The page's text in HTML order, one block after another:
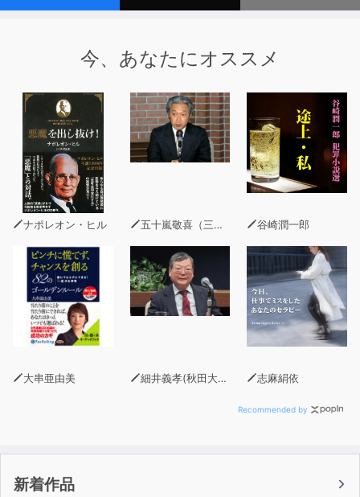
／上に候ふ御猫は／清涼殿の丑寅の隅の／生ひさきなく、
るもの／過ぎにし方恋しきもの／木の花は／鳥は／あてな
るもの／虫は／草の花は／ありがたきもの／頭中将のすず
ろなるそら言を聞きて／なまめかしきもの／ねたきもの／
かたはらいたきもの／あさましきもの／五月の御精進のほ
ど／中納言まゐりたまひて／殿上より／二月つごもりごろ
に、風いたう吹きて／見苦しきもの／はづかしきもの／は
したなきもの／関白殿、黒戸より出でさせたまふとて／五
しきもの／人ばへするもの／むつかしげなるもの／苦しげ
なるもの／うらやましげなるもの／とくゆかしきもの／心
もとなきもの／近うて遠きもの／遠くて近きもの／雪のい
と高うはあらで／宮にはじめてまゐりたるころ／病は／ふ
と心おとりとかするものは／風は／野分のまたの日こそ／
いみじう暑きころ／賀茂へ詣る道に／九月二十日あまりの
は／月は／星は／雲は／ただ過ぎに過ぐるもの／文ことば
事を
今、あなたにオススメ
ナポレオン・ヒル 五十嵐敬喜（三菱UFJリサーチ＆コンサルティング執行役員調査本部長） 谷崎潤一郎
大串亜由美 細井義孝(秋田大学客員教授・JICA資源開発アドバイザー) 志麻絹依
Recommended by
新着作品